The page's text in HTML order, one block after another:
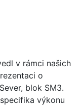
v rámci našich
o
blok SM3.
výkonu